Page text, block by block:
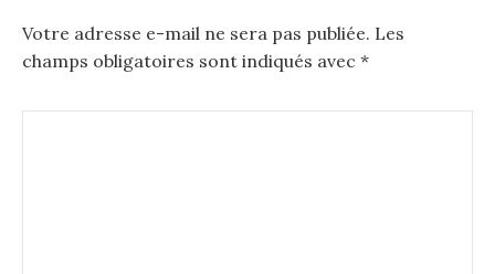
Votre adresse e-mail ne sera pas publiée. Les
champs obligatoires sont indiqués avec *